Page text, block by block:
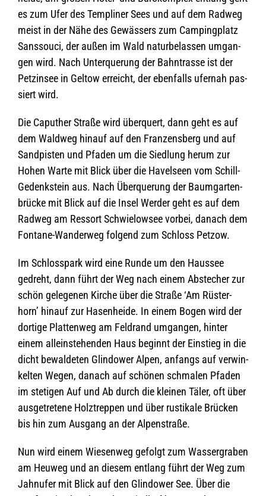
es zum Ufer des Temp­li­ner Sees und auf dem Rad­weg
meist in der Nähe des Gewäs­sers zum Cam­ping­platz
Sans­souci, der außen im Wald natur­be­las­sen umgan­
gen wird. Nach Unter­que­rung der Bahn­trasse ist der
Pet­zin­see in Gel­tow erreicht, der eben­falls ufer­nah pas­
siert wird.
Die Capu­ther Straße wird über­quert, dann geht es auf
dem Wald­weg hin­auf auf den Fran­zens­berg und auf
Sand­pis­ten und Pfa­den um die Sied­lung herum zur
Hohen Warte mit Blick über die Havel­seen vom Schill-
Gedenk­stein aus. Nach Über­que­rung der Baum­gar­ten­
brü­cke mit Blick auf die Insel Wer­der geht es auf dem
Rad­weg am Res­sort Schwie­low­see vor­bei, danach dem
Fon­tane-Wan­der­weg fol­gend zum Schloss Petzow.
Im Schloss­park wird eine Runde um den Haus­see
gedreht, dann führt der Weg nach einem Abste­cher zur
schön gele­ge­nen Kir­che über die Straße ‘Am Rüs­ter­
horn’ hin­auf zur Hasen­heide. In einem Bogen wird der
dor­tige Plat­ten­weg am Feld­rand umgan­gen, hin­ter
einem allein­ste­hen­den Haus beginnt der Ein­stieg in die
dicht bewal­de­ten Glin­dower Alpen, anfangs auf ver­win­
kel­ten Wegen, danach auf schö­nen schma­len Pfa­den
im ste­ti­gen Auf und Ab durch die klei­nen Täler, oft über
aus­ge­tre­tene Holz­trep­pen und über rus­ti­kale Brü­cken
bis hin zum Aus­gang an der Alpenstraße.
Nun wird einem Wie­sen­weg gefolgt zum Was­ser­gra­ben
am Heu­weg und an die­sem ent­lang führt der Weg zum
Jah­nufer mit Blick auf den Glin­dower See. Über die